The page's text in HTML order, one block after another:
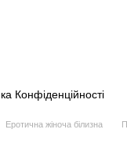
Конфіденційності
Еротична жіноча білизна